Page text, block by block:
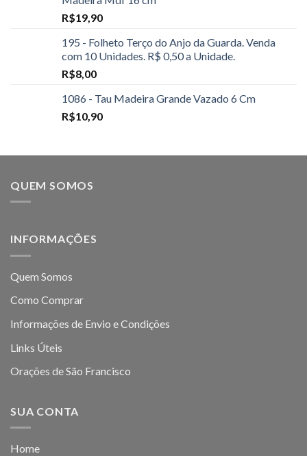
R$19,90
195 - Folheto Terço do Anjo da Guarda. Venda
com 10 Unidades. R$ 0,50 a Unidade.
R$8,00
1086 - Tau Madeira Grande Vazado 6 Cm
R$10,90
QUEM SOMOS
INFORMAÇÕES
Quem Somos
Como Comprar
Informações de Envio e Condições
Links Úteis
Orações de São Francisco
SUA CONTA
Home